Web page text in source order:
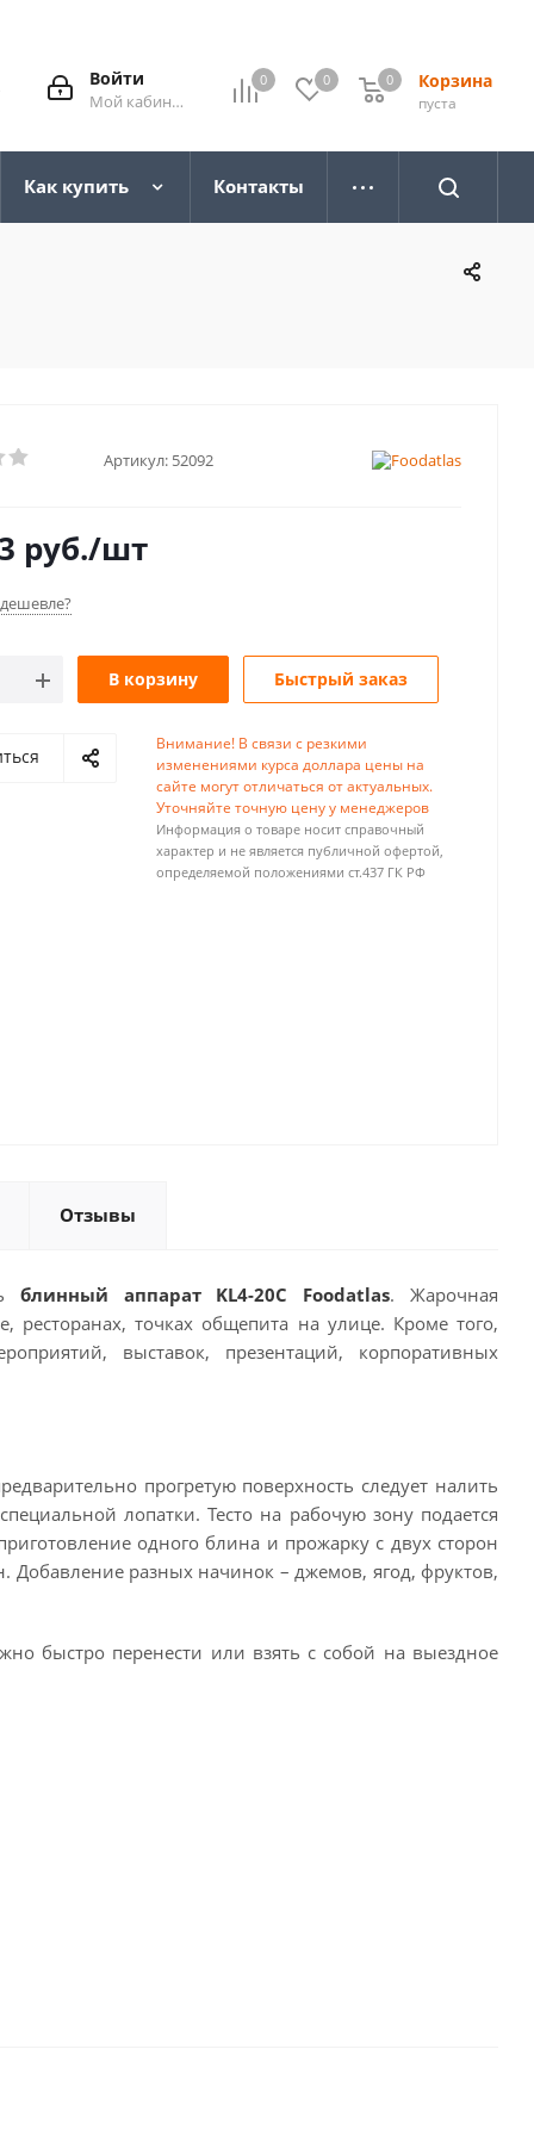
0 0 Корзина
0
пуста
0
Войти
Мой кабинет
Как купить Контакты
Артикул: 52092
руб./шт
В корзину Быстрый заказ
Внимание! В связи с резкими
изменениями курса доллара цены на
сайте могут отличаться от актуальных.
Уточняйте точную цену у менеджеров
Информация о товаре носит справочный
характер и не является публичной офертой,
определяемой положениями ст.437 ГК РФ
Отзывы
блинный аппарат KL4-20C Foodatlas. Жарочная
ресторанах, точках общепита на улице. Кроме того,
выставок, презентаций, корпоративных
прогретую поверхность следует налить
лопатки. Тесто на рабочую зону подается
одного блина и прожарку с двух сторон
Добавление разных начинок – джемов, ягод, фруктов,
быстро перенести или взять с собой на выездное